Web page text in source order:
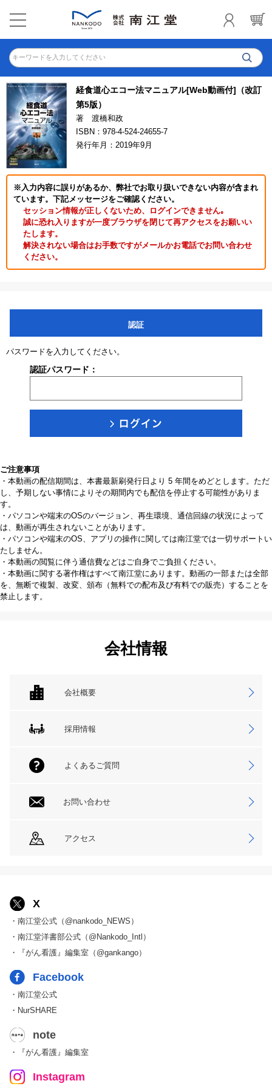
キーワードを入力してください
経食道心エコー法マニュアル[Web動画付]（改訂
第5版）
著 渡橋和政
ISBN：978-4-524-24655-7
発行年月：2019年9月
※入力内容に誤りがあるか、弊社でお取り扱いできない内容が含まれ
ています。下記メッセージをご確認ください。
セッション情報が正しくないため、ログインできません｡
誠に恐れ入りますが一度ブラウザを閉じて再アクセスをお願いい
たします。
解決されない場合はお手数ですがメールかお電話でお問い合わせ
ください。
認証
パスワードを入力してください。
認証パスワード：
ご注意事項
・本動画の配信期間は、本書最新刷発行日より 5 年間をめどとします。ただ
し、予期しない事情によりその期間内でも配信を停止する可能性がありま
す。
・パソコンや端末のOSのバージョン、再生環境、通信回線の状況によって
は、動画が再生されないことがあります。
・パソコンや端末のOS、アプリの操作に関しては南江堂では一切サポートい
たしません。
・本動画の閲覧に伴う通信費などはご自身でご負担ください。
・本動画に関する著作権はすべて南江堂にあります。動画の一部または全部
を、無断で複製、改変、頒布（無料での配布及び有料での販売）することを
禁止します。
会社情報
会社概要
採用情報
よくあるご質問
お問い合わせ
アクセス
X
・南江堂公式（@nankodo_NEWS）
・南江堂洋書部公式（@Nankodo_Intl）
・『がん看護』編集室（@gankango）
Facebook
・南江堂公式
・NurSHARE
note
・『がん看護』編集室
Instagram